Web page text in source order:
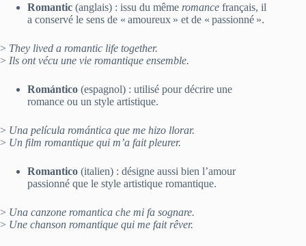
Romantic (anglais) : issu du même romance français, il
a conservé le sens de « amoureux » et de « passionné ».
> They lived a romantic life together.
> Ils ont vécu une vie romantique ensemble.
Romántico (espagnol) : utilisé pour décrire une
romance ou un style artistique.
> Una película romántica que me hizo llorar.
> Un film romantique qui m’a fait pleurer.
Romantico (italien) : désigne aussi bien l’amour
passionné que le style artistique romantique.
> Una canzone romantica che mi fa sognare.
> Une chanson romantique qui me fait rêver.